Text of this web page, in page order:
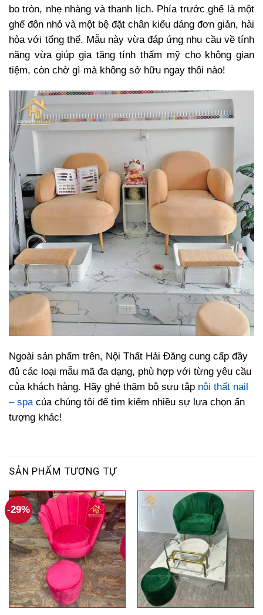
bo tròn, nhẹ nhàng và thanh lịch. Phía trước ghế là một
ghế đôn nhỏ và một bệ đặt chân kiểu dáng đơn giản, hài
hòa với tổng thể. Mẫu này vừa đáp ứng nhu cầu về tính
năng vừa giúp gia tăng tính thẩm mỹ cho không gian
tiệm, còn chờ gì mà không sở hữu ngay thôi nào!
Ngoài sản phẩm trên, Nội Thất Hải Đăng cung cấp đầy
đủ các loại mẫu mã đa dạng, phù hợp với từng yêu cầu
của khách hàng. Hãy ghé thăm bộ sưu tập nội thất nail
– spacủa chúng tôi để tìm kiếm nhiều sự lựa chọn ấn
tượng khác!
SẢN PHẨM TƯƠNG TỰ
-29%